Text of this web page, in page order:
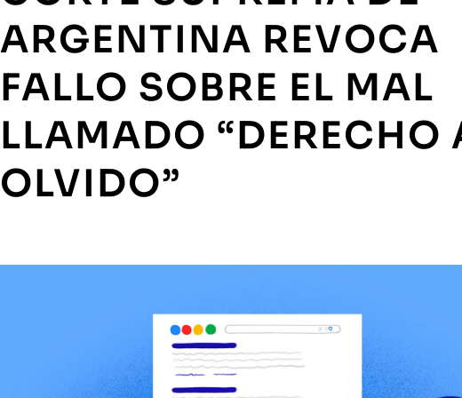
ARGENTINA REVOCA
FALLO SOBRE EL MAL
LLAMADO “DERECHO
OLVIDO”